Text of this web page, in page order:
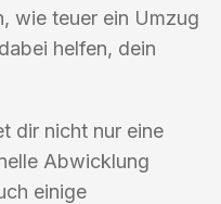
wie teuer ein Umzug
helfen, dein
dir nicht nur eine
Abwicklung
einige